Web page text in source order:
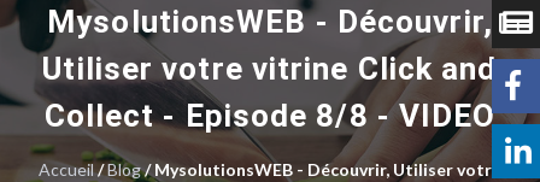
Nos conseillers
DionySols
Nos versions
Nos autres
Solutions
MysolutionsWEB - Découvrir,
Utiliser votre vitrine Click and
Collect - Episode 8/8 - VIDEO
Accueil/Blog/ MysolutionsWEB - Découvrir, Utiliser votre